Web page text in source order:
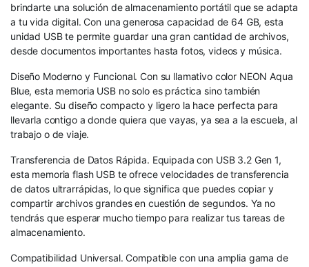
brindarte una solución de almacenamiento portátil que se adapta
a tu vida digital. Con una generosa capacidad de 64 GB, esta
unidad USB te permite guardar una gran cantidad de archivos,
desde documentos importantes hasta fotos, videos y música.
Diseño Moderno y Funcional. Con su llamativo color NEON Aqua
Blue, esta memoria USB no solo es práctica sino también
elegante. Su diseño compacto y ligero la hace perfecta para
llevarla contigo a donde quiera que vayas, ya sea a la escuela, al
trabajo o de viaje.
Transferencia de Datos Rápida. Equipada con USB 3.2 Gen 1,
esta memoria flash USB te ofrece velocidades de transferencia
de datos ultrarrápidas, lo que significa que puedes copiar y
compartir archivos grandes en cuestión de segundos. Ya no
tendrás que esperar mucho tiempo para realizar tus tareas de
almacenamiento.
Compatibilidad Universal. Compatible con una amplia gama de